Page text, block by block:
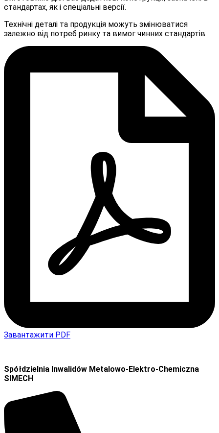
стандартах, як і спеціальні версії.
Технічні деталі та продукція можуть змінюватися
залежно від потреб ринку та вимог чинних стандартів.
Завантажити PDF
Spółdzielnia Inwalidów Metalowo-Elektro-Chemiczna
SIMECH